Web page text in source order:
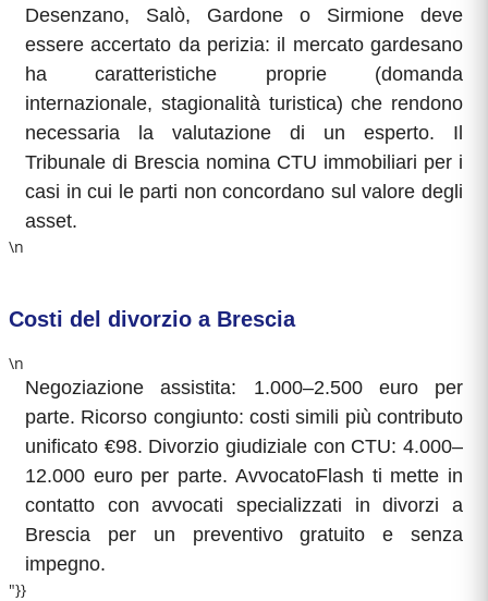
Desenzano, Salò, Gardone o Sirmione deve
essere accertato da perizia: il mercato gardesano
ha caratteristiche proprie (domanda
internazionale, stagionalità turistica) che rendono
necessaria la valutazione di un esperto. Il
Tribunale di Brescia nomina CTU immobiliari per i
casi in cui le parti non concordano sul valore degli
asset.
\n
Costi del divorzio a Brescia
\n
Negoziazione assistita: 1.000–2.500 euro per
parte. Ricorso congiunto: costi simili più contributo
unificato €98. Divorzio giudiziale con CTU: 4.000–
12.000 euro per parte. AvvocatoFlash ti mette in
contatto con avvocati specializzati in divorzi a
Brescia per un preventivo gratuito e senza
impegno.
"}}